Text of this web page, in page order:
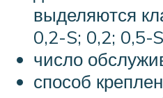
выделяются
0,2-S; 0,2; 0,5-
число
способ